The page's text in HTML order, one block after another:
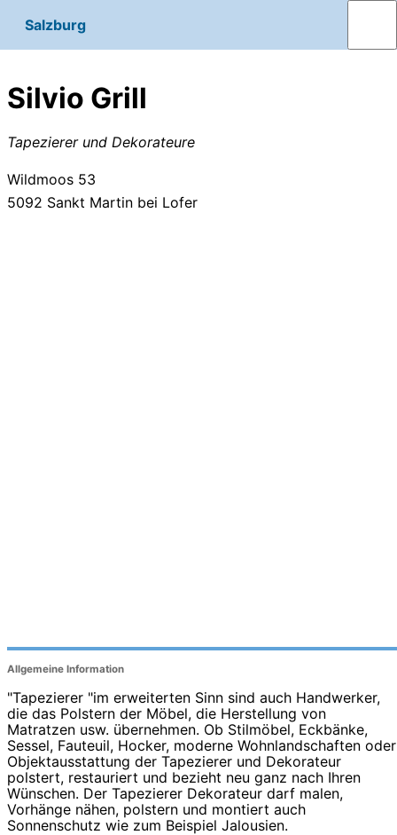
Salzburg
Silvio Grill
Tapezierer und Dekorateure
Wildmoos 53
5092 Sankt Martin bei Lofer
Allgemeine Information
"Tapezierer "im erweiterten Sinn sind auch Handwerker,
die das Polstern der Möbel, die Herstellung von
Matratzen usw. übernehmen. Ob Stilmöbel, Eckbänke,
Sessel, Fauteuil, Hocker, moderne Wohnlandschaften oder
Objektausstattung der Tapezierer und Dekorateur
polstert, restauriert und bezieht neu ganz nach Ihren
Wünschen. Der Tapezierer Dekorateur darf malen,
Vorhänge nähen, polstern und montiert auch
Sonnenschutz wie zum Beispiel Jalousien.